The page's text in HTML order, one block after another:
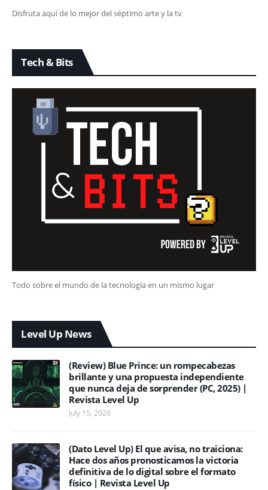
Disfruta aquí de lo mejor del séptimo arte y la tv
Tech & Bits
Todo sobre el mundo de la tecnología en un mismo lugar
Level Up News
(Review) Blue Prince: un rompecabezas
brillante y una propuesta independiente
que nunca deja de sorprender (PC, 2025) |
Revista Level Up
July 15, 2026
(Dato Level Up) El que avisa, no traiciona:
Hace dos años pronosticamos la victoria
definitiva de lo digital sobre el formato
físico | Revista Level Up